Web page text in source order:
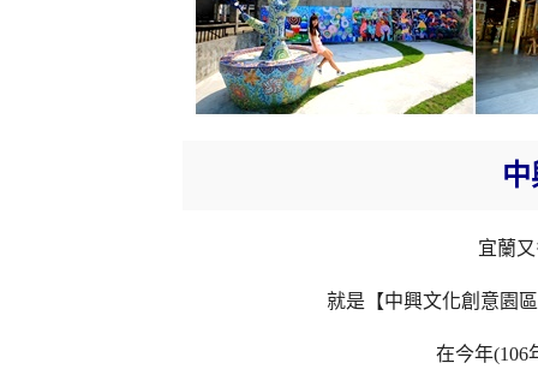
宜蘭
就是【中興文化創意園
在今年(106